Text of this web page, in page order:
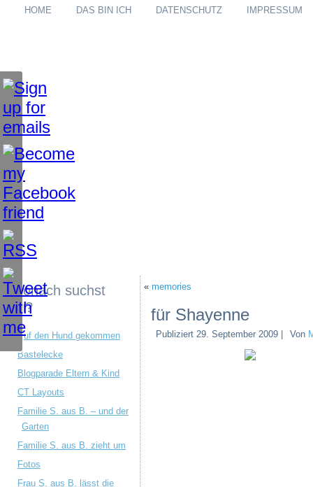
HOME DAS BIN ICH DATENSCHUTZ IMPRESSUM
Wonach suchst
du?
Auf den Hund gekommen
Bastelecke
Blogparade Eltern & Kind
CT Layouts
Familie S. aus B. – und der
Garten
Familie S. aus B. zieht um
Fotos
Frau S. aus B. lässt die
« memories
für Shayenne
Publiziert 29. September 2009 Von